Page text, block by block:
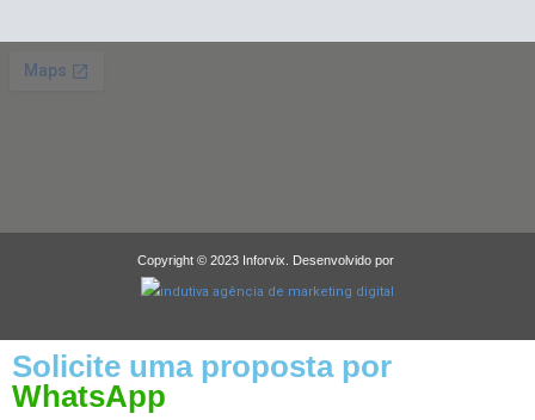
Copyright © 2023 Inforvix. Desenvolvido por
Solicite uma proposta por
WhatsApp